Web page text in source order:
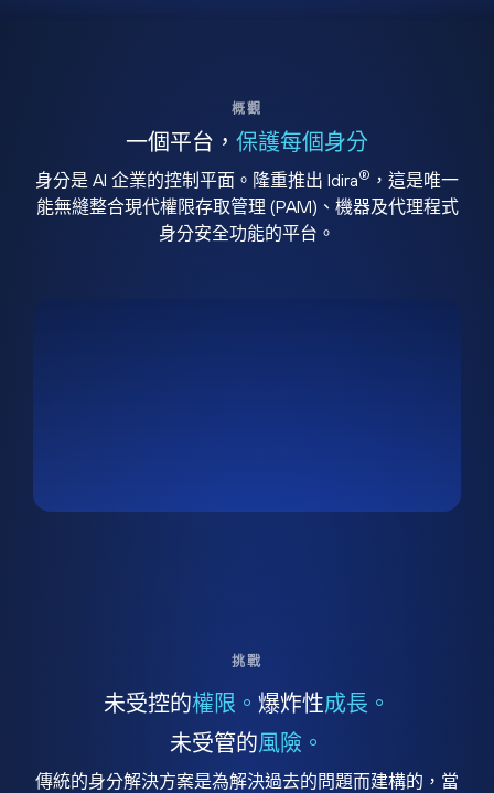
概觀
一個平台， 保護每個身分
身分是 AI 企業的控制平面。隆重推出 Idira® ，這是唯一
能無縫整合現代權限存取管理 (PAM)、機器及代理程式
身分安全功能的平台。
挑戰
未受控的權限。 爆炸性成長。
未受管的風險。
傳統的身分解決方案是為解決過去的問題而建構的，當